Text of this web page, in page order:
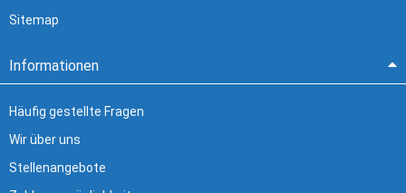
Sitemap
Informationen
Häufig gestellte Fragen
Wir über uns
Stellenangebote